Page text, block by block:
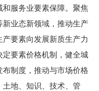
服务业要素保障。聚焦
新业态新领域，推动生产
要素向发展新质生产力
要素价格机制，健全城
制度，推动与市场价格
地、知识、技术、管